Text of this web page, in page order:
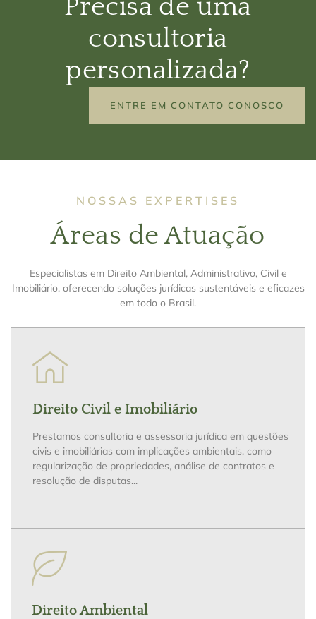
Precisa de uma
consultoria
personalizada?
ENTRE EM CONTATO CONOSCO
NOSSAS EXPERTISES
Áreas de Atuação
Especialistas em Direito Ambiental, Administrativo, Civil e
Imobiliário, oferecendo soluções jurídicas sustentáveis e eficazes
em todo o Brasil.
Direito Ambiental
Direito Civil e Imobiliário
Prestamos consultoria e assessoria jurídica em questões
civis e imobiliárias com implicações ambientais, como
regularização de propriedades, análise de contratos e
resolução de disputas...